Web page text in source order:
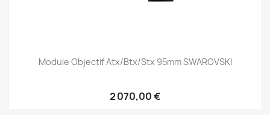
Module Objectif Atx/btx/stx 95mm SWAROVSKI
2 070,00 €